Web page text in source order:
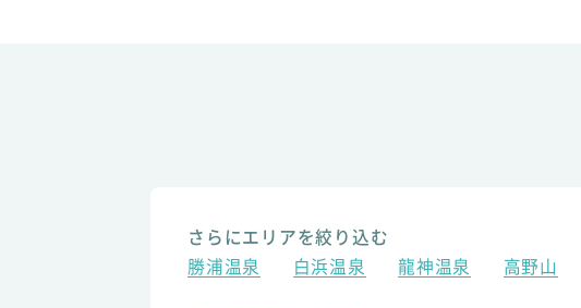
さらにエリアを絞り込む
勝浦温泉
白浜温泉 龍神温泉 高野山